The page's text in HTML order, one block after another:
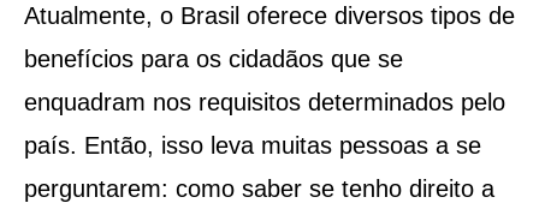
Atualmente, o Brasil oferece diversos tipos de
benefícios para os cidadãos que se
enquadram nos requisitos determinados pelo
país. Então, isso leva muitas pessoas a se
perguntarem: como saber se tenho direito a